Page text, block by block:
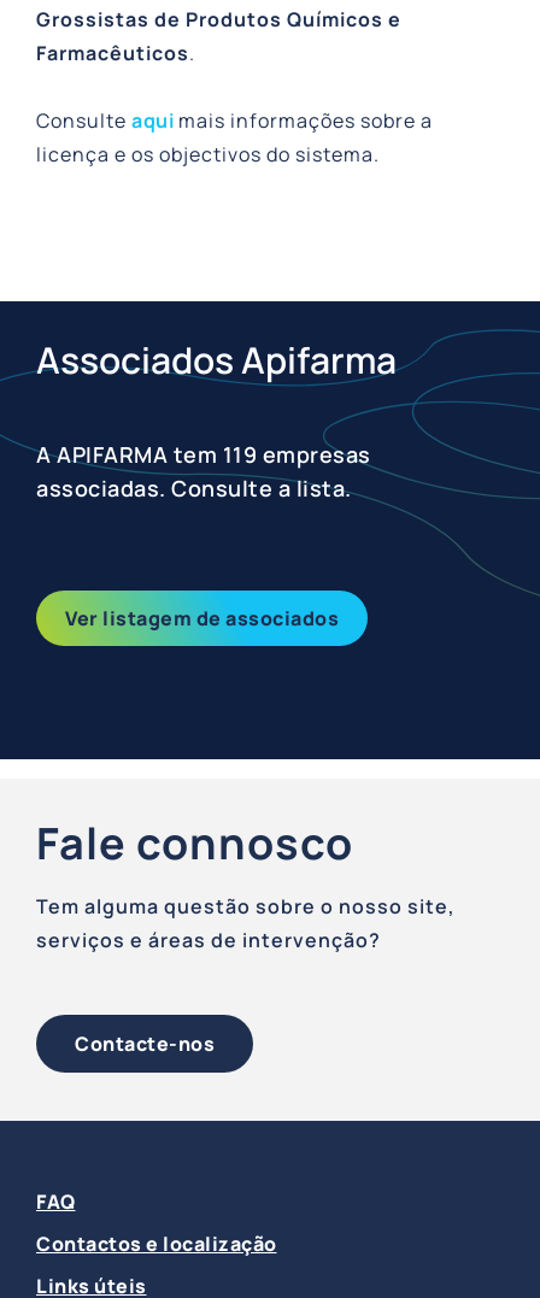
Grossistas de Produtos Químicos e
Farmacêuticos.
Consulte aqui mais informações sobre a
licença e os objectivos do sistema.
Associados Apifarma
A APIFARMA tem 119 empresas
associadas. Consulte a lista.
Ver listagem de associados
Fale connosco
Tem alguma questão sobre o nosso site,
serviços e áreas de intervenção?
Contacte-nos
FAQ
Contactos e localização
Links úteis